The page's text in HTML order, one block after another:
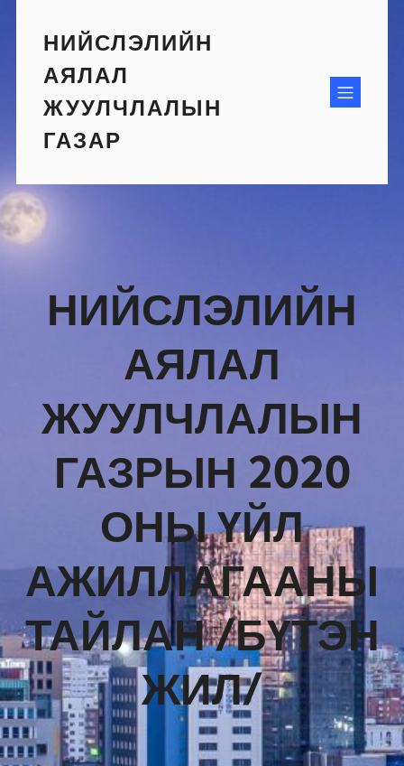
contentНИЙСЛЭЛИЙН
АЯЛАЛ
ЖУУЛЧЛАЛЫН
ГАЗАР
НИЙСЛЭЛИЙН
АЯЛАЛ
ЖУУЛЧЛАЛЫН
ГАЗРЫН 2020
ОНЫ ҮЙЛ
АЖИЛЛАГААНЫ
ТАЙЛАН /БҮТЭН
ЖИЛ/